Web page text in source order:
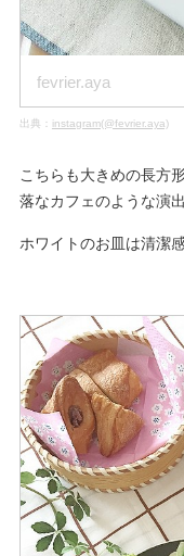
fevrier.aya
出典： instagram(@fevrier.aya)
こちらも大きめの長方
落なカフェのような演
ホワイトのお皿は清潔